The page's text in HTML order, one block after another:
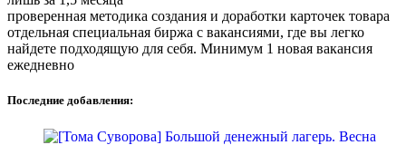
проверенная методика создания и доработки карточек товара
отдельная специальная биржа с вакансиями, где вы легко
найдете подходящую для себя. Минимум 1 новая вакансия
ежедневно
Последние добавления: